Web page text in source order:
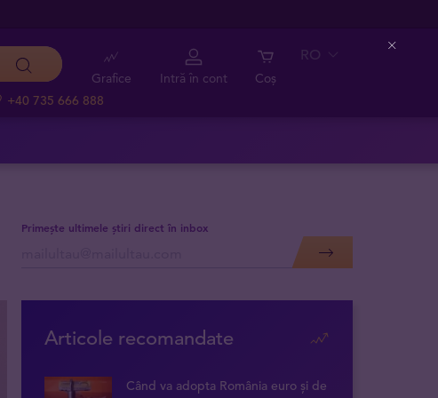
+40 735 666 888
Grafice Intră în cont Coș
RO
Primește ultimele știri direct în inbox
Articole recomandate
Când va adopta România euro și de
Close